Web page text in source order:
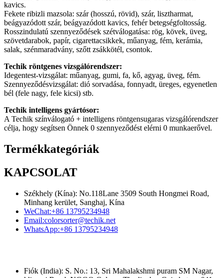
kavics.
Fekete ribizli mazsola: szár (hosszú, rövid), szár, lisztharmat,
beágyazódott szár, beágyazódott kavics, fehér betegségfoltosság.
Rosszindulatú szennyeződések szétválogatása: rög, kövek, üveg,
szövetdarabok, papír, cigarettacsikkek, műanyag, fém, kerámia,
salak, szénmaradvány, szőtt zsákkötél, csontok.
Techik röntgenes vizsgálórendszer:
Idegentest-vizsgálat: műanyag, gumi, fa, kő, agyag, üveg, fém.
Szennyeződésvizsgálat: dió sorvadása, fonnyadt, üreges, egyenetlen
bél (fele nagy, fele kicsi) stb.
Techik intelligens gyártósor:
A Techik színválogató + intelligens röntgensugaras vizsgálórendszer
célja, hogy segítsen Önnek 0 szennyeződést elérni 0 munkaerővel.
Termékkategóriák
KAPCSOLAT
Székhely (Kína): No.118Lane 3509 South Hongmei Road,
Minhang kerület, Sanghaj, Kína
WeChat:+86 13795234948
Email:colorsorter@techik.net
WhatsApp:+86 13795234948
Fiók (India): S. No.: 13, Sri Mahalakshmi puram SM Nagar,